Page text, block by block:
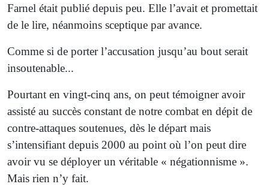
Farnel était publié depuis peu. Elle l’avait et promettait
de le lire, néanmoins sceptique par avance.
Comme si de porter l’accusation jusqu’au bout serait
insoutenable...
Pourtant en vingt-cinq ans, on peut témoigner avoir
assisté au succès constant de notre combat en dépit de
contre-attaques soutenues, dès le départ mais
s’intensifiant depuis 2000 au point où l’on peut dire
avoir vu se déployer un véritable « négationnisme ».
Mais rien n’y fait.